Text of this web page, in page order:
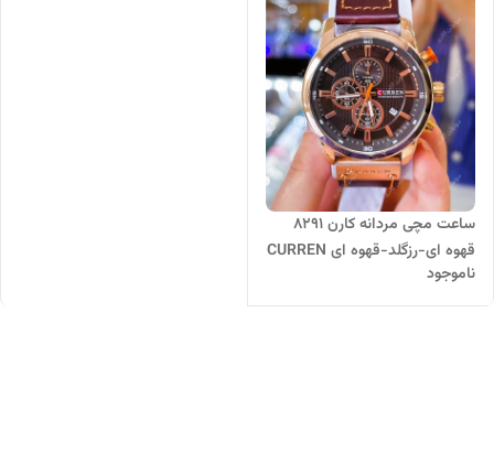
ساعت مچی مردانه کارن 8291
قهوه ای-رزگلد-قهوه ای CURREN
سه موتور فعال
ناموجود